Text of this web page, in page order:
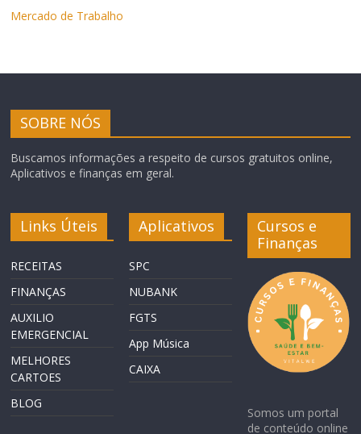
Mercado de Trabalho
SOBRE NÓS
Buscamos informações a respeito de cursos gratuitos online,
Aplicativos e finanças em geral.
Links Úteis
RECEITAS
FINANÇAS
AUXILIO
EMERGENCIAL
MELHORES
CARTOES
BLOG
Aplicativos
SPC
NUBANK
FGTS
App Música
CAIXA
Cursos e
Finanças
Somos um portal
de conteúdo online